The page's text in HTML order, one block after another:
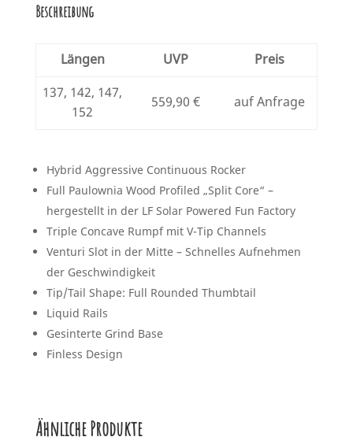
Beschreibung
Längen UVP
Preis
137, 142, 147,
152
559,90 € auf Anfrage
Hybrid Aggressive Continuous Rocker
Full Paulownia Wood Profiled „Split Core“ –
hergestellt in der LF Solar Powered Fun Factory
Triple Concave Rumpf mit V-Tip Channels
Venturi Slot in der Mitte – Schnelles Aufnehmen
der Geschwindigkeit
Tip/Tail Shape: Full Rounded Thumbtail
Liquid Rails
Gesinterte Grind Base
Finless Design
Ähnliche Produkte